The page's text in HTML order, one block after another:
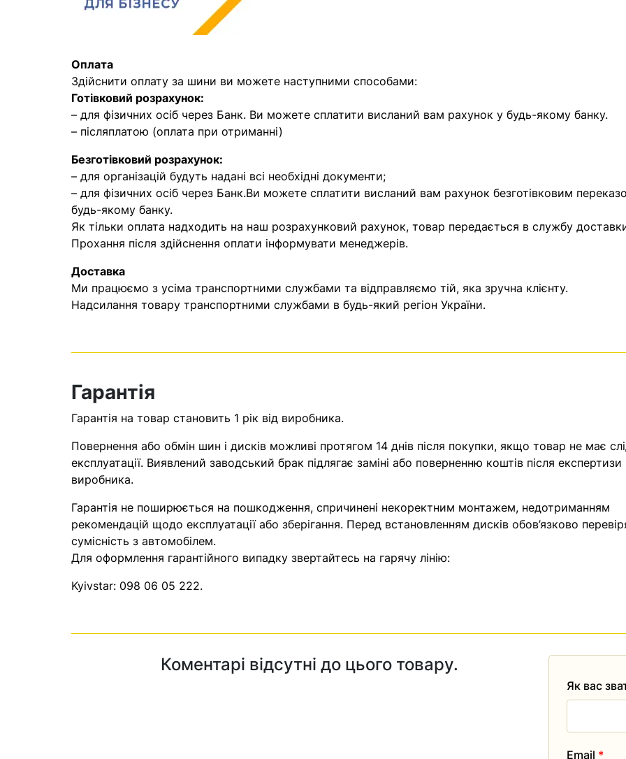
Оплата
Здійснити оплату за шини ви можете наступними способами:
Готівковий розрахунок:
– для фізичних осіб через Банк. Ви можете сплатити висланий вам рахунок у будь-якому банку.
– післяплатою (оплата при отриманні)
Безготівковий розрахунок:
– для організацій будуть надані всі необхідні документи;
– для фізичних осіб через Банк.Ви можете сплатити висланий вам рахунок безготівковим
будь-якому банку.
Як тільки оплата надходить на наш розрахунковий рахунок, товар передається в службу
Прохання після здійснення оплати інформувати менеджерів.
Доставка
Ми працюємо з усіма транспортними службами та відправляємо тій, яка зручна клієнту.
Надсилання товару транспортними службами в будь-який регіон України.
Гарантія
Гарантія на товар становить 1 рік від виробника.
Повернення або обмін шин і дисків можливі протягом 14 днів після покупки, якщо товар не має
експлуатації. Виявлений заводський брак підлягає заміні або поверненню коштів після експертизи
виробника.
Гарантія не поширюється на пошкодження, спричинені некоректним монтажем, недотриманням
рекомендацій щодо експлуатації або зберігання. Перед встановленням дисків обов’язково
сумісність з автомобілем.
Для оформлення гарантійного випадку звертайтесь на гарячу лінію:
Kyivstar: 098 06 05 222.
Коментарі відсутні до цього товару.
Як вас
Email *